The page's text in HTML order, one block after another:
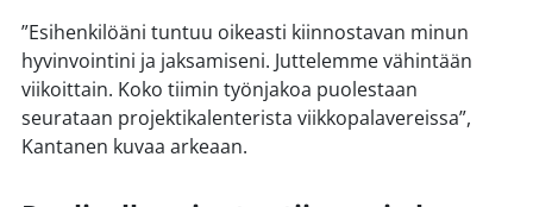
”Esihenkilöäni tuntuu oikeasti kiinnostavan minun
hyvinvointini ja jaksamiseni. Juttelemme vähintään
viikoittain. Koko tiimin työnjakoa puolestaan
seurataan projektikalenterista viikkopalavereissa”,
Kantanen kuvaa arkeaan.